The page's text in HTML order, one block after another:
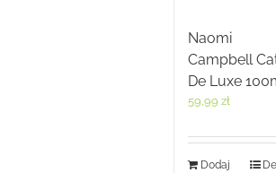
Naomi
Campbell
De Luxe
59,99 zł
Dodaj